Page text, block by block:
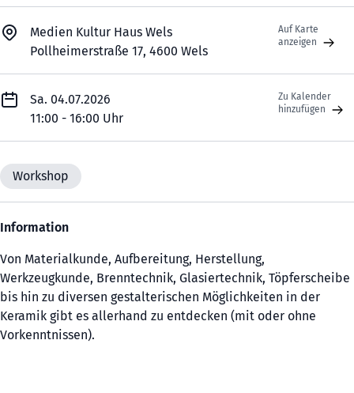
Medien Kultur Haus Wels
Pollheimerstraße 17, 4600 Wels
Auf Karte
anzeigen
Sa. 04.07.2026
11:00 - 16:00 Uhr
Zu Kalender
hinzufügen
Workshop
Information
Von Materialkunde, Aufbereitung, Herstellung,
Werkzeugkunde, Brenntechnik, Glasiertechnik, Töpferscheibe
bis hin zu diversen gestalterischen Möglichkeiten in der
Keramik gibt es allerhand zu entdecken (mit oder ohne
Vorkenntnissen).